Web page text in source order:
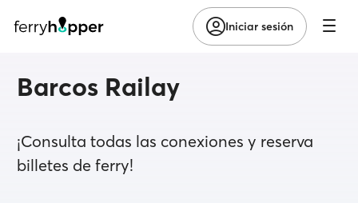
Iniciar sesión
Barcos Railay
¡Consulta todas las conexiones y reserva
billetes de ferry!